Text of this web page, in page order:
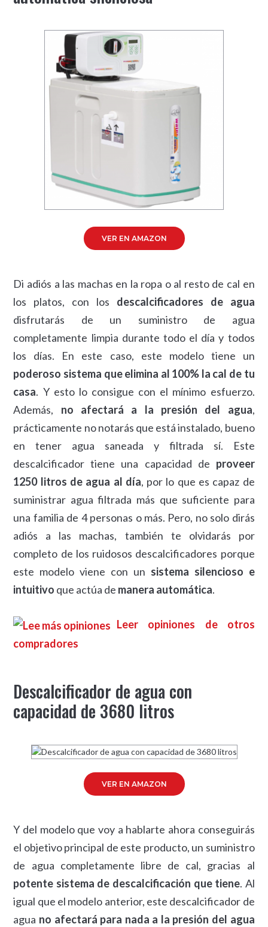
VER EN AMAZON
Di adiós a las machas en la ropa o al resto de cal en
los platos, con los descalcificadores de agua
disfrutarás de un suministro de agua
completamente limpia durante todo el día y todos
los días. En este caso, este modelo tiene un
poderoso sistema que elimina al 100% la cal de tu
casa. Y esto lo consigue con el mínimo esfuerzo.
Además, no afectará a la presión del agua,
prácticamente no notarás que está instalado, bueno
en tener agua saneada y filtrada sí. Este
descalcificador tiene una capacidad de proveer
1250 litros de agua al día, por lo que es capaz de
suministrar agua filtrada más que suficiente para
una familia de 4 personas o más. Pero, no solo dirás
adiós a las machas, también te olvidarás por
completo de los ruidosos descalcificadores porque
este modelo viene con un sistema silencioso e
intuitivo que actúa de manera automática.
Leer opiniones de otros
compradores
Descalcificador de agua con
capacidad de 3680 litros
VER EN AMAZON
Y del modelo que voy a hablarte ahora conseguirás
el objetivo principal de este producto, un suministro
de agua completamente libre de cal, gracias al
potente sistema de descalcificación que tiene. Al
igual que el modelo anterior, este descalcificador de
agua no afectará para nada a la presión del agua